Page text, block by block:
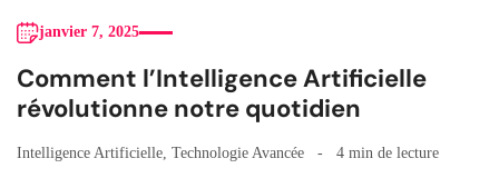
janvier 7, 2025
Comment l’Intelligence Artificielle
révolutionne notre quotidien
Intelligence Artificielle, Technologie Avancée 4 min de lecture